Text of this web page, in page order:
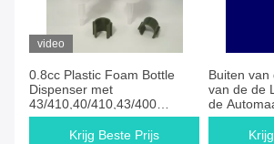
video
0.8cc Plastic Foam Bottle
Dispenser met
43/410,40/410,43/400
specificatie
Krijg Beste Prijs
Buiten van
van de de
de